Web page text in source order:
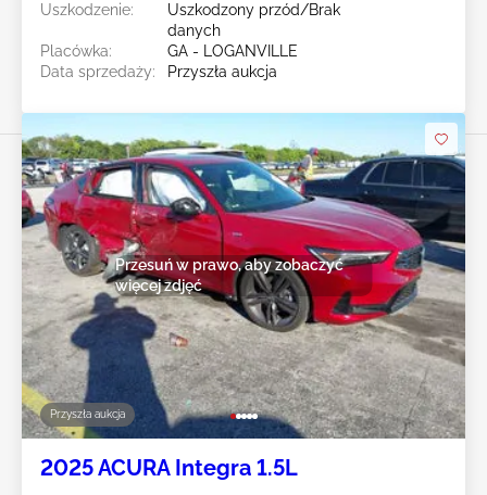
Uszkodzenie:
Uszkodzony przód/Brak
danych
Placówka:
GA - LOGANVILLE
Data sprzedaży:
Przyszła aukcja
Przyszła aukcja
Przesuń w prawo, aby zobaczyć
więcej zdjęć
2025 ACURA Integra 1.5L